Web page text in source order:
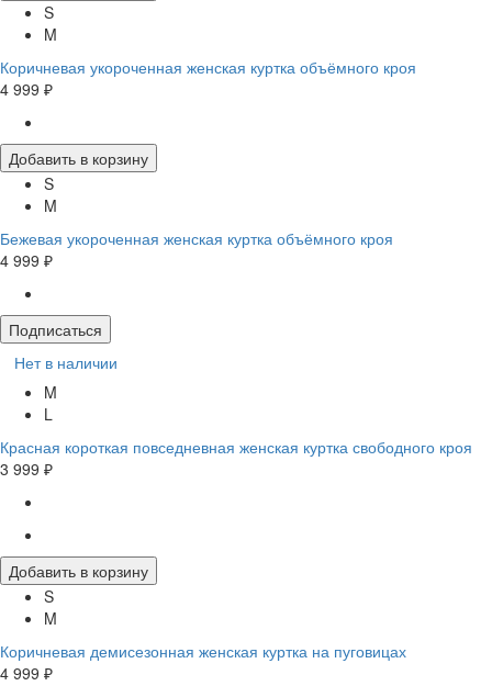
S
M
Коричневая укороченная женская куртка объёмного кроя
4 999 ₽
Добавить в корзину
S
M
Бежевая укороченная женская куртка объёмного кроя
4 999 ₽
Подписаться
Нет в наличии
M
L
Красная короткая повседневная женская куртка свободного кроя
3 999 ₽
Добавить в корзину
S
M
Коричневая демисезонная женская куртка на пуговицах
4 999 ₽